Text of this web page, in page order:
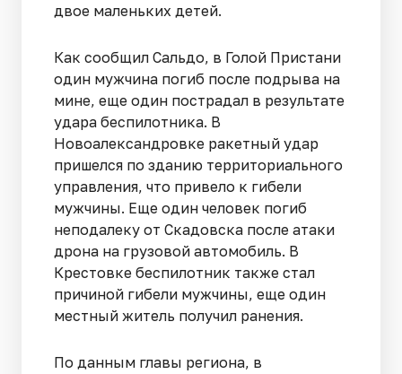
двое маленьких детей.
Как сообщил Сальдо, в Голой Пристани
один мужчина погиб после подрыва на
мине, еще один пострадал в результате
удара беспилотника. В
Новоалександровке ракетный удар
пришелся по зданию территориального
управления, что привело к гибели
мужчины. Еще один человек погиб
неподалеку от Скадовска после атаки
дрона на грузовой автомобиль. В
Крестовке беспилотник также стал
причиной гибели мужчины, еще один
местный житель получил ранения.
По данным главы региона, в